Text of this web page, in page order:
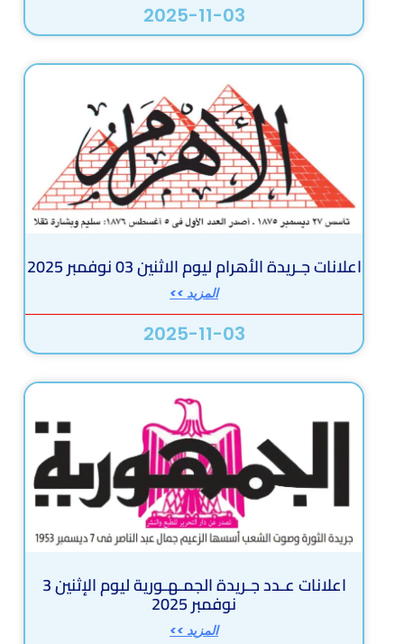
2025-11-03
اعلانات جـريدة الأهرام ليوم الاثنين 03 نوفمبر 2025
المزيد >>
2025-11-03
اعلانات عـدد جـريدة الجمـهـورية ليوم الإثنين 3
نوفمبر 2025
المزيد >>